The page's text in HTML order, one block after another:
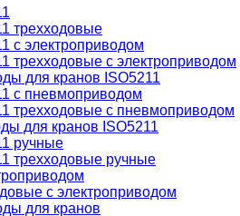
трехходовые
с электроприводом
трехходовые с электроприводом
для кранов ISO5211
с пневмоприводом
трехходовые с пневмоприводом
для кранов ISO5211
ручные
трехходовые ручные
с электроприводом
для кранов